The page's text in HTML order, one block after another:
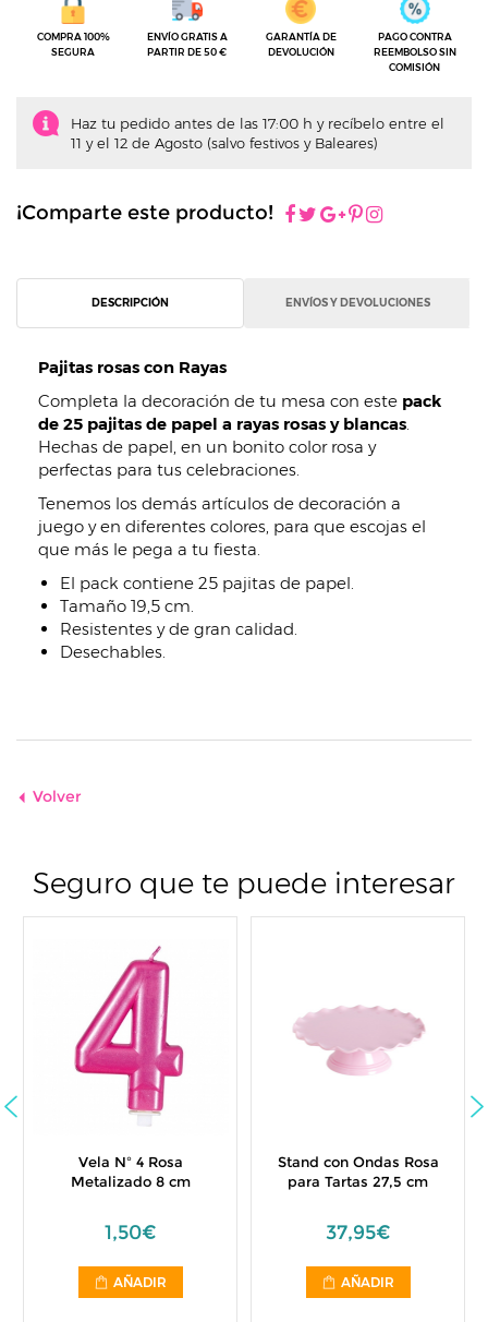
COMPRA 100%
SEGURA
ENVÍO GRATIS A
PARTIR DE 50 €
GARANTÍA DE
DEVOLUCIÓN
PAGO CONTRA
REEMBOLSO SIN
COMISIÓN
Haz tu pedido antes de las 17:00 h y recíbelo entre el
11 y el 12 de Agosto (salvo festivos y Baleares)
¡Comparte este producto!
DESCRIPCIÓN ENVÍOS Y DEVOLUCIONES
Pajitas rosas con Rayas
Completa la decoración de tu mesa con este pack
de 25 pajitas de papel a rayas rosas y blancas.
Hechas de papel, en un bonito color rosa y
perfectas para tus celebraciones.
Tenemos los demás artículos de decoración a
juego y en diferentes colores, para que escojas el
que más le pega a tu fiesta.
El pack contiene 25 pajitas de papel.
Tamaño 19,5 cm.
Resistentes y de gran calidad.
Desechables.
Volver
Seguro que te puede interesar
Vela Nº 4 Rosa
Metalizado 8 cm
1,50€
AÑADIR
Stand con Ondas Rosa
para Tartas 27,5 cm
37,95€
AÑADIR